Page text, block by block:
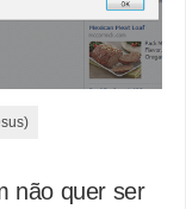
não quer ser